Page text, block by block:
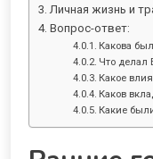
Личная жизнь и
Вопрос-ответ:
Какова
Что делал
Какое
Каков
Какие